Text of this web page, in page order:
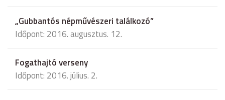
„Gubbantós népművészeri találkozó”
Időpont: 2016. augusztus. 12.
Fogathajtó verseny
Időpont: 2016. július. 2.